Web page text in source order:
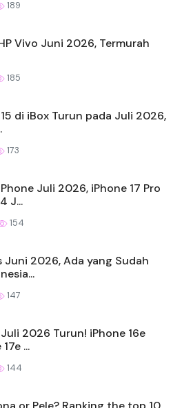
189
Vivo Juni 2026, Termurah
185
di iBox Turun pada Juli 2026,
173
Juli 2026, iPhone 17 Pro
J...
154
Juni 2026, Ada yang Sudah
147
2026 Turun! iPhone 16e
...
144